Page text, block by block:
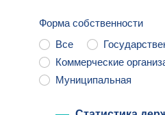
Форма собственности
Все
Коммерческие
Муниципальная